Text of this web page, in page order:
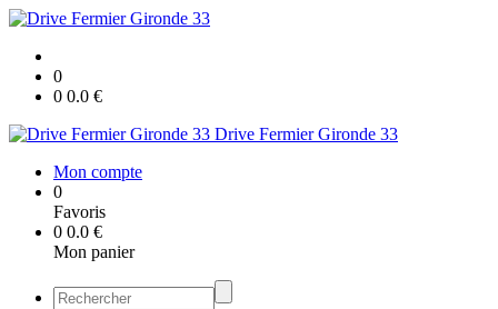
0
0 0.0 €
Drive Fermier Gironde 33
Mon compte
0
Favoris
0 0.0 €
Mon panier